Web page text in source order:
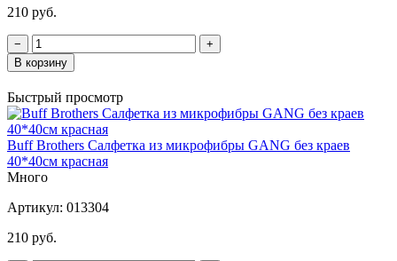
210 руб.
−
+
В корзину
Быстрый просмотр
Buff Brothers Салфетка из микрофибры GANG без краев
40*40см красная
Много
Артикул: 013304
210 руб.